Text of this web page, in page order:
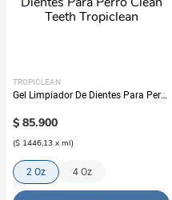
TROPICLEAN
Gel Limpiador De Dientes Para Perro
$ 85.900
($ 1446,13 x ml)
2 Oz 4 Oz